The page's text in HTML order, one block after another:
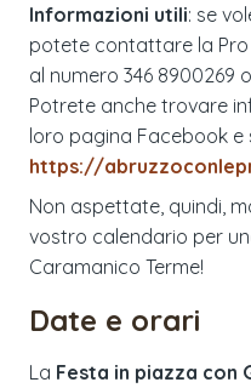
Informazioni utili: se
potete contattare la
al numero 346 8900269
Potrete anche trovare
loro pagina Facebook e
https://
Non aspettate, quindi,
vostro calendario per
Caramanico Terme!
Date e orari
La Festa in piazza con